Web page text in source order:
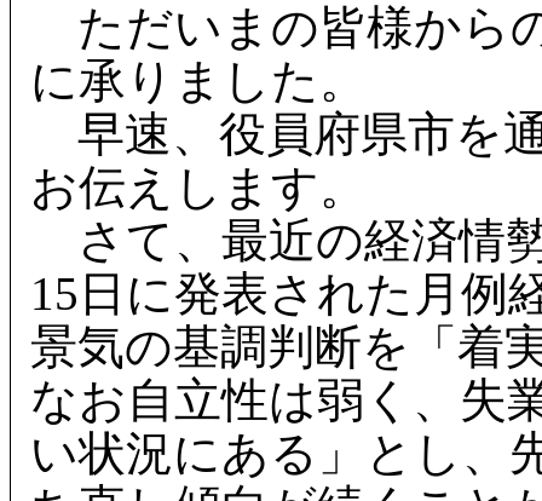
ただいまの皆様から
に承りました。
早速、役員府県市を
お伝えします。
さて、最近の経済情
15日に発表された月例
景気の基調判断を「着
なお自立性は弱く、失
い状況にある」とし、